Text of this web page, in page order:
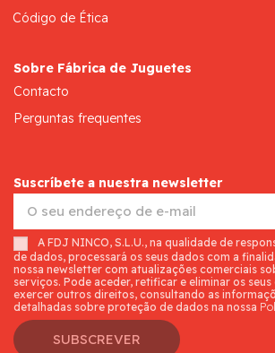
Código de Ética
Sobre Fábrica de Juguetes
Contacto
Perguntas frequentes
Suscríbete a nuestra newsletter
A FDJ NINCO, S.L.U., na qualidade de
de dados, processará os seus dados com a
nossa newsletter com atualizações comerciais
serviços. Pode aceder, retificar e eliminar os
exercer outros direitos, consultando as
detalhadas sobre proteção de dados na nossa
SUBSCREVER